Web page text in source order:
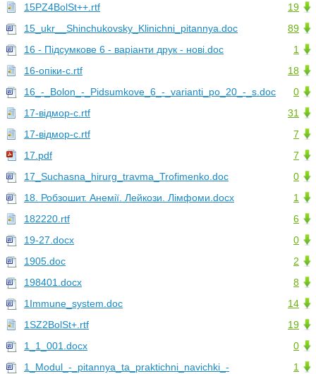
19
15PZ4BolSt++.rtf
89
15_ukr__Shinchukovsky_Klinichni_pitannya.doc
1
16 - Підсумкове 6 - варіанти друк - нові.doc
18
16-опіки-с.rtf
0
16_-_Bolon_-_Pidsumkove_6_-_varianti_po_20_-_s.doc
31
17-відмор-с.rtf
7
17-відмор-с.rtf
7
17.pdf
0
17_Suchasna_hirurg_travma_Trofimenko.doc
1
18. Робзошит. Анемії. Лейкози. Лімфоми.docx
6
182220.rtf
0
19-27.docx
2
1905.doc
8
198401.docx
14
1Immune_system.doc
19
1SZ2BolSt+.rtf
0
1_1_001.docx
1
1_Modul_-_pitannya_ta_praktichni_navichki_-